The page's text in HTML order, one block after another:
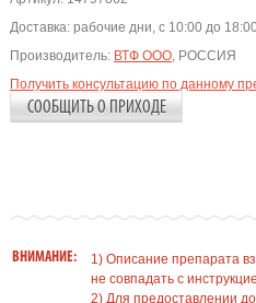
Доставка: рабочие дни, с 10:00 до
Производитель: ВТФ ООО, РОССИЯ
Получить консультацию по данному
СООБЩИТЬ О ПРИХОДЕ
ВНИМАНИЕ:
1) Описание препарата
не совпадать с
2) Для предоставлении